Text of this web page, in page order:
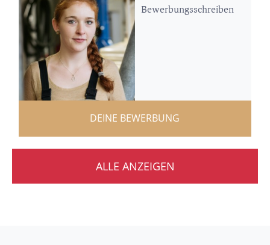
Bewerbungsschreiben
DEINE BEWERBUNG
ALLE ANZEIGEN